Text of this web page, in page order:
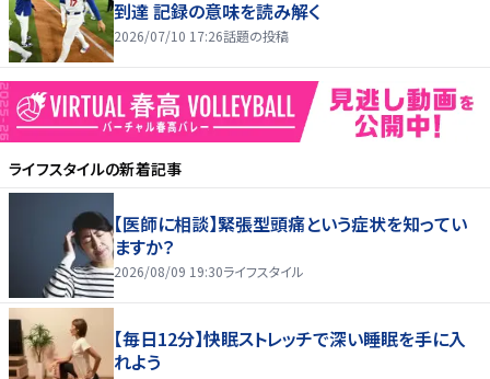
到達 記録の意味を読み解く
2026/07/10 17:26話題の投稿
ライフスタイルの新着記事
【医師に相談】緊張型頭痛という症状を知ってい
ますか？
2026/08/09 19:30ライフスタイル
【毎日12分】快眠ストレッチで深い睡眠を手に入
れよう